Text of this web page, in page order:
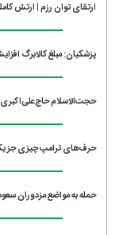
ارتقای توان رزم | ارتش
پزشکیان: مبلغ کالابرگ
حجت‌الاسلام
حرف‌های ترامپ چیزی جز
حمله به مواضع مزدوران